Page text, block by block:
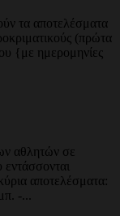
τα αποτελέσματα
(πρώτα
{με ημερομηνίες
αθλητών σε
αποτελέσματα:
-...